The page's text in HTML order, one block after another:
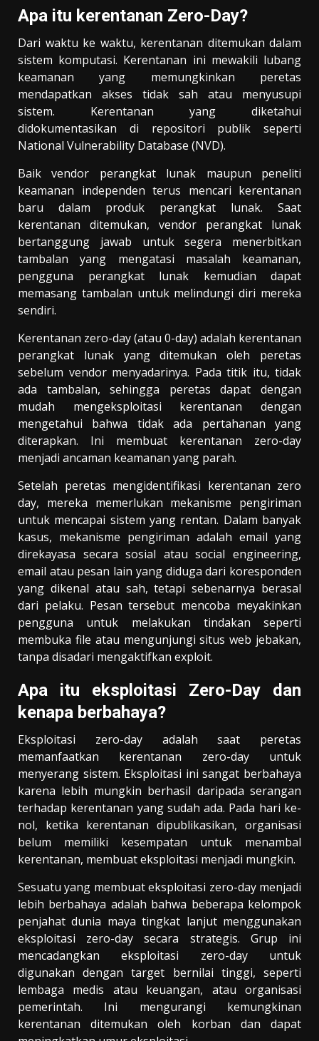
Apa itu kerentanan Zero-Day?
Dari waktu ke waktu, kerentanan ditemukan dalam
sistem komputasi. Kerentanan ini mewakili lubang
keamanan yang memungkinkan peretas
mendapatkan akses tidak sah atau menyusupi
sistem. Kerentanan yang diketahui
didokumentasikan di repositori publik seperti
National Vulnerability Database (NVD).
Baik vendor perangkat lunak maupun peneliti
keamanan independen terus mencari kerentanan
baru dalam produk perangkat lunak. Saat
kerentanan ditemukan, vendor perangkat lunak
bertanggung jawab untuk segera menerbitkan
tambalan yang mengatasi masalah keamanan,
pengguna perangkat lunak kemudian dapat
memasang tambalan untuk melindungi diri mereka
sendiri.
Kerentanan zero-day (atau 0-day) adalah kerentanan
perangkat lunak yang ditemukan oleh peretas
sebelum vendor menyadarinya. Pada titik itu, tidak
ada tambalan, sehingga peretas dapat dengan
mudah mengeksploitasi kerentanan dengan
mengetahui bahwa tidak ada pertahanan yang
diterapkan. Ini membuat kerentanan zero-day
menjadi ancaman keamanan yang parah.
Setelah peretas mengidentifikasi kerentanan zero
day, mereka memerlukan mekanisme pengiriman
untuk mencapai sistem yang rentan. Dalam banyak
kasus, mekanisme pengiriman adalah email yang
direkayasa secara sosial atau social engineering,
email atau pesan lain yang diduga dari koresponden
yang dikenal atau sah, tetapi sebenarnya berasal
dari pelaku. Pesan tersebut mencoba meyakinkan
pengguna untuk melakukan tindakan seperti
membuka file atau mengunjungi situs web jebakan,
tanpa disadari mengaktifkan exploit.
Apa itu eksploitasi Zero-Day dan
kenapa berbahaya?
Eksploitasi zero-day adalah saat peretas
memanfaatkan kerentanan zero-day untuk
menyerang sistem. Eksploitasi ini sangat berbahaya
karena lebih mungkin berhasil daripada serangan
terhadap kerentanan yang sudah ada. Pada hari ke-
nol, ketika kerentanan dipublikasikan, organisasi
belum memiliki kesempatan untuk menambal
kerentanan, membuat eksploitasi menjadi mungkin.
Sesuatu yang membuat eksploitasi zero-day menjadi
lebih berbahaya adalah bahwa beberapa kelompok
penjahat dunia maya tingkat lanjut menggunakan
eksploitasi zero-day secara strategis. Grup ini
mencadangkan eksploitasi zero-day untuk
digunakan dengan target bernilai tinggi, seperti
lembaga medis atau keuangan, atau organisasi
pemerintah. Ini mengurangi kemungkinan
kerentanan ditemukan oleh korban dan dapat